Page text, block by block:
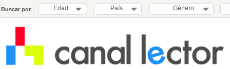
Buscar por Edad País Género